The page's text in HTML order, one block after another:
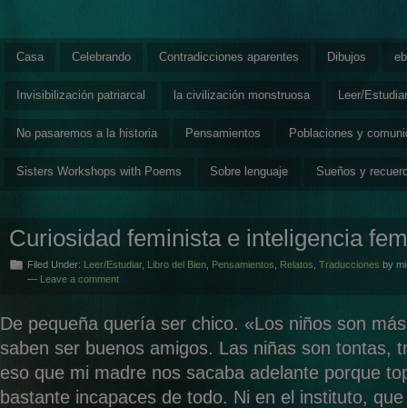
Casa Celebrando Contradicciones aparentes Dibujos
Invisibilización patriarcal la civilización monstruosa Leer/Estudiar
No pasaremos a la historia Pensamientos Poblaciones y
Sisters Workshops with Poems Sobre lenguaje Sueños y
Curiosidad feminista e inteligencia
Filed Under: Leer/Estudiar, Libro del Bien Pensamientos Relatos Traducciones by
— Leave a comment
De pequeña quería ser chico. «Los niños son
saben ser buenos amigos. Las niñas son tontas,
eso que mi madre nos sacaba adelante porque
bastante incapaces de todo. Ni en el instituto,